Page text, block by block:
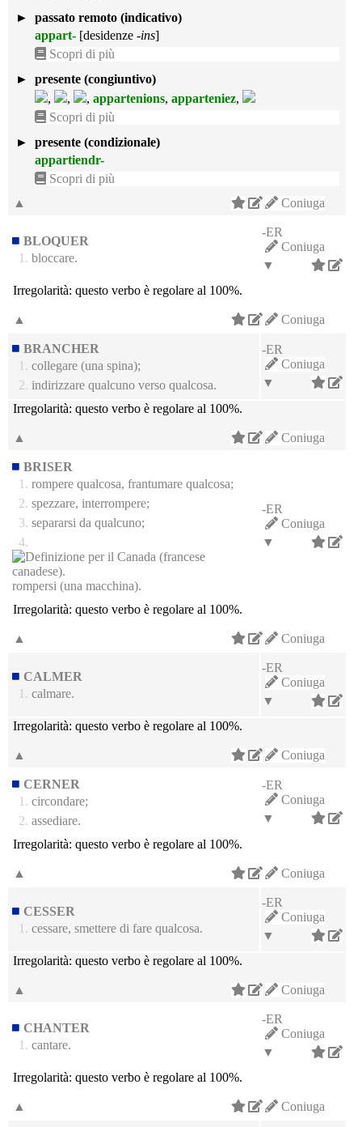
►
passato remoto (indicativo)
appart- [desidenze -ins]
Scopri di più
►
presente (congiuntivo)
,
, , appartenions, apparteniez,
Scopri di più
►
presente (condizionale)
appartiendr-
Scopri di più
Coniuga
▲
BLOQUER
1. bloccare.
-ER
Coniuga
▼
Irregolarità: questo verbo è regolare al 100%.
Coniuga
▲
BRANCHER
1. collegare (una spina);
2. indirizzare qualcuno verso qualcosa.
-ER
Coniuga
▼
Irregolarità: questo verbo è regolare al 100%.
Coniuga
▲
BRISER
1. rompere qualcosa, frantumare qualcosa;
2. spezzare, interrompere;
3. separarsi da qualcuno;
4.
rompersi (una macchina).
-ER
Coniuga
▼
Irregolarità: questo verbo è regolare al 100%.
Coniuga
▲
CALMER
1. calmare.
-ER
Coniuga
▼
Irregolarità: questo verbo è regolare al 100%.
Coniuga
▲
CERNER
1. circondare;
2. assediare.
-ER
Coniuga
▼
Irregolarità: questo verbo è regolare al 100%.
Coniuga
▲
CESSER
1. cessare, smettere di fare qualcosa.
-ER
Coniuga
▼
Irregolarità: questo verbo è regolare al 100%.
Coniuga
▲
CHANTER
1. cantare.
-ER
Coniuga
▼
Irregolarità: questo verbo è regolare al 100%.
Coniuga
▲